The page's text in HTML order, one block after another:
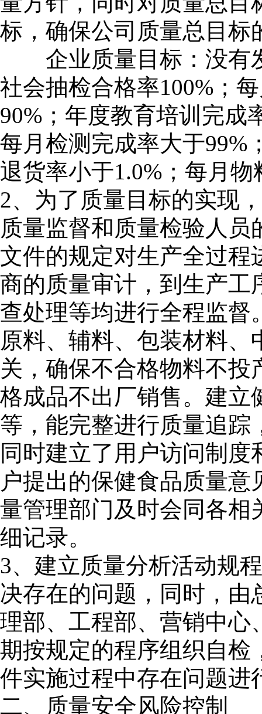
标，确保公司质量总目标
企业质量目标：没有发
社会抽检合格率100%；
90%；年度教育培训完成
每月检测完成率大于99%
退货率小于1.0%；每月
2、为了质量目标的实现
质量监督和质量检验人
文件的规定对生产全过程
商的质量审计，到生产工
查处理等均进行全程监督
原料、辅料、包装材料
关，确保不合格物料不
格成品不出厂销售。建立
等，能完整进行质量追踪
同时建立了用户访问制
户提出的保健食品质量
量管理部门及时会同各相
细记录。
3、建立质量分析活动规
决存在的问题，同时，
理部、工程部、营销中心
期按规定的程序组织自检
件实施过程中存在问题进
二、质量安全风险控制